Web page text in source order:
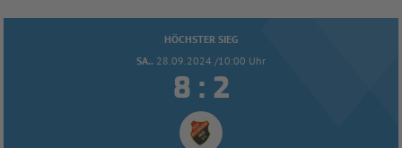
HÖCHSTER SIEG
SA.. 28.09.2024 /10:00 Uhr
 : 